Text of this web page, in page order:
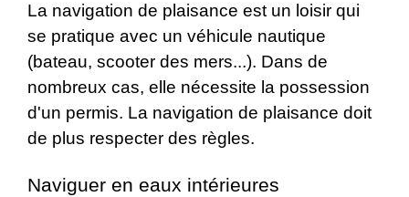
La navigation de plaisance est un loisir qui
se pratique avec un véhicule nautique
(bateau, scooter des mers...). Dans de
nombreux cas, elle nécessite la possession
d'un permis. La navigation de plaisance doit
de plus respecter des règles.
Naviguer en eaux intérieures